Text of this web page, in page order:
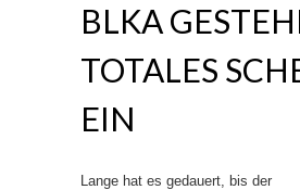
BLKA
TOTALES
EIN
Lange hat es gedauert, bis der